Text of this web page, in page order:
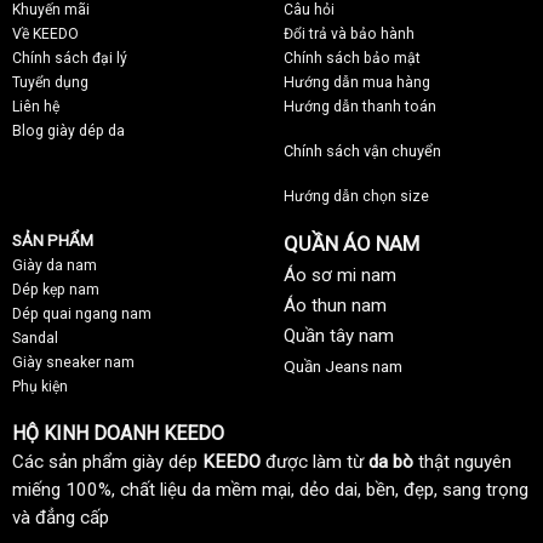
Khuyến mãi
Về KEEDO
Chính sách đại lý
Tuyển dụng
Liên hệ
Blog giày dép da
Câu hỏi
Đổi trả và bảo hành
Chính sách bảo mật
Hướng dẫn mua hàng
Hướng dẫn thanh toán
Chính sách vận chuyển
Hướng dẫn chọn size
SẢN PHẨM
Giày da nam
Dép kẹp nam
Dép quai ngang nam
Sandal
Giày sneaker nam
Phụ kiện
QUẦN ÁO NAM
Áo sơ mi nam
Áo thun nam
Quần tây nam
Quần Jeans nam
HỘ KINH DOANH KEEDO
Các sản phẩm giày dép KEEDO được làm từda bò thật nguyên
miếng 100%, chất liệu da mềm mại, dẻo dai, bền, đẹp, sang trọng
và đẳng cấp